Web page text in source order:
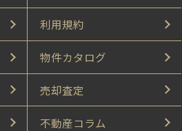
利用規約
物件カタログ
売却査定
不動産コラム